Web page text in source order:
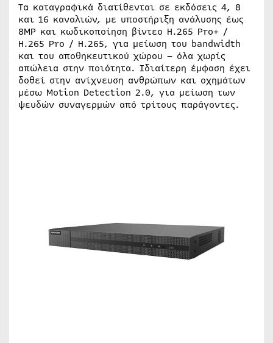
Τα καταγραφικά διατίθενται σε εκδόσεις 4, 8
και 16 καναλιών, με υποστήριξη ανάλυσης έως
8MP και κωδικοποίηση βίντεο H.265 Pro+ /
H.265 Pro / H.265, για μείωση του bandwidth
και του αποθηκευτικού χώρου – όλα χωρίς
απώλεια στην ποιότητα. Ιδιαίτερη έμφαση έχει
δοθεί στην ανίχνευση ανθρώπων και οχημάτων
μέσω Motion Detection 2.0, για μείωση των
ψευδών συναγερμών από τρίτους παράγοντες.